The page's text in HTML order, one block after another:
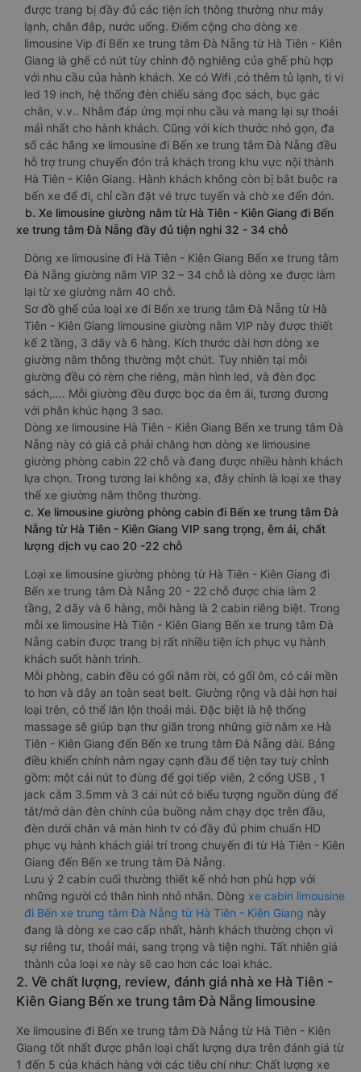
được trang bị đầy đủ các tiện ích thông thường như máy
lạnh, chăn đắp, nước uống. Điểm cộng cho dòng xe
limousine Vip đi Bến xe trung tâm Đà Nẵng từ Hà Tiên - Kiên
Giang là ghế có nút tùy chỉnh độ nghiêng của ghế phù hợp
với nhu cầu của hành khách. Xe có Wifi ,có thêm tủ lạnh, ti vi
led 19 inch, hệ thống đèn chiếu sáng đọc sách, bục gác
chân, v.v.. Nhằm đáp ứng mọi nhu cầu và mang lại sự thoải
mái nhất cho hành khách. Cũng với kích thước nhỏ gọn, đa
số các hãng xe limousine đi Bến xe trung tâm Đà Nẵng đều
hỗ trợ trung chuyển đón trả khách trong khu vực nội thành
Hà Tiên - Kiên Giang. Hành khách không còn bị bắt buộc ra
bến xe để đi, chỉ cần đặt vé trực tuyến và chờ xe đến đón.
b. Xe limousine giường nằm từ Hà Tiên - Kiên Giang đi Bến
xe trung tâm Đà Nẵng đầy đủ tiện nghi 32 - 34 chỗ
Dòng xe limousine đi Hà Tiên - Kiên Giang Bến xe trung tâm
Đà Nẵng giường nằm VIP 32 – 34 chỗ là dòng xe được làm
lại từ xe giường nằm 40 chỗ.
Sơ đồ ghế của loại xe đi Bến xe trung tâm Đà Nẵng từ Hà
Tiên - Kiên Giang limousine giường nằm VIP này được thiết
kế 2 tầng, 3 dãy và 6 hàng. Kích thước dài hơn dòng xe
giường nằm thông thường một chút. Tuy nhiên tại mỗi
giường đều có rèm che riêng, màn hình led, và đèn đọc
sách,…. Mỗi giường đều được bọc da êm ái, tương đương
với phân khúc hạng 3 sao.
Dòng xe limousine Hà Tiên - Kiên Giang Bến xe trung tâm Đà
Nẵng này có giá cả phải chăng hơn dòng xe limousine
giường phòng cabin 22 chỗ và đang được nhiều hành khách
lựa chọn. Trong tương lai không xa, đây chính là loại xe thay
thế xe giường nằm thông thường.
c. Xe limousine giường phòng cabin đi Bến xe trung tâm Đà
Nẵng từ Hà Tiên - Kiên Giang VIP sang trọng, êm ái, chất
lượng dịch vụ cao 20 -22 chỗ
Loại xe limousine giường phòng từ Hà Tiên - Kiên Giang đi
Bến xe trung tâm Đà Nẵng 20 - 22 chỗ được chia làm 2
tầng, 2 dãy và 6 hàng, mỗi hàng là 2 cabin riêng biệt. Trong
mỗi xe limousine Hà Tiên - Kiên Giang Bến xe trung tâm Đà
Nẵng cabin được trang bị rất nhiều tiện ích phục vụ hành
khách suốt hành trình.
Mỗi phòng, cabin đều có gối nằm rời, có gối ôm, có cái mền
to hơn và dây an toàn seat belt. Giường rộng và dài hơn hai
loại trên, có thể lăn lộn thoải mái. Đặc biệt là hệ thống
massage sẽ giúp bạn thư giãn trong những giờ nằm xe Hà
Tiên - Kiên Giang đến Bến xe trung tâm Đà Nẵng dài. Bảng
điều khiển chính nằm ngay cạnh đầu để tiện tay tuỳ chỉnh
gồm: một cái nút to đùng để gọi tiếp viên, 2 cổng USB , 1
jack cắm 3.5mm và 3 cái nút có biểu tượng nguồn dùng để
tắt/mở dàn đèn chính của buồng nằm chạy dọc trên đầu,
đèn dưới chân và màn hình tv có đầy đủ phim chuẩn HD
phục vụ hành khách giải trí trong chuyến đi từ Hà Tiên - Kiên
Giang đến Bến xe trung tâm Đà Nẵng.
Lưu ý 2 cabin cuối thường thiết kế nhỏ hơn phù hợp với
những người có thân hình nhỏ nhắn. Dòng xe cabin limousine
đi Bến xe trung tâm Đà Nẵng từ Hà Tiên - Kiên Giang này
đang là dòng xe cao cấp nhất, hành khách thường chọn vì
sự riêng tư, thoải mái, sang trọng và tiện nghi. Tất nhiên giá
thành của loại xe này sẽ cao hơn các loại khác.
2. Về chất lượng, review, đánh giá nhà xe Hà Tiên -
Kiên Giang Bến xe trung tâm Đà Nẵng limousine
Xe limousine đi Bến xe trung tâm Đà Nẵng từ Hà Tiên - Kiên
Giang tốt nhất được phân loại chất lượng dựa trên đánh giá từ
1 đến 5 của khách hàng với các tiêu chí như: Chất lượng xe